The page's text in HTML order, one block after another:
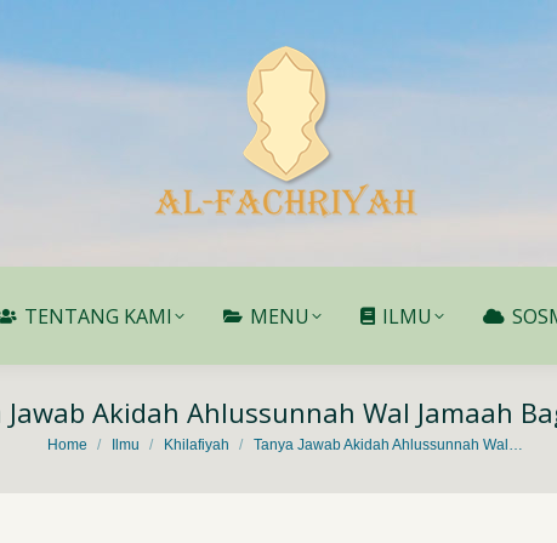
TENTANG KAMI MENU ILMU
Jawab Akidah Ahlussunnah Wal Jamaah
You are here:
Home Ilmu Khilafiyah Tanya Jawab Akidah Ahlussunnah Wal…
TENTANG KAMI MENU